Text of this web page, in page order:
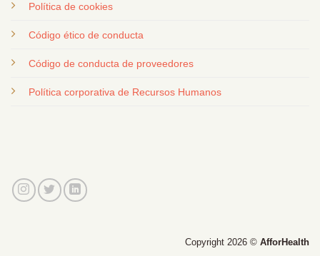
Política de cookies
Código ético de conducta
Código de conducta de proveedores
Política corporativa de Recursos Humanos
Copyright 2026 © AfforHealth